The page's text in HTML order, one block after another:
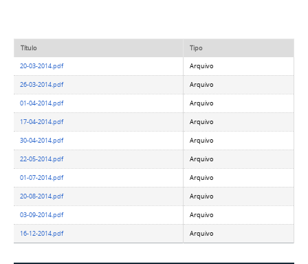
Título Tipo
20-03-2014.pdf Arquivo
26-03-2014.pdf Arquivo
01-04-2014.pdf Arquivo
17-04-2014.pdf Arquivo
30-04-2014.pdf Arquivo
22-05-2014.pdf Arquivo
01-07-2014.pdf Arquivo
20-08-2014.pdf Arquivo
03-09-2014.pdf Arquivo
16-12-2014.pdf Arquivo